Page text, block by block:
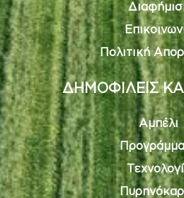
Πολιτική
ΔΗΜΟΦΙΛΕΙΣ
Αμπέλι